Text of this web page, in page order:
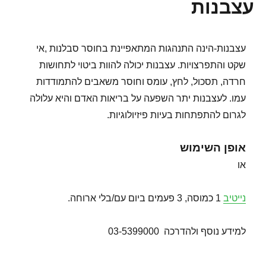
עצבנות
עצבנות-הינה התנהגות המתאפיינת בחוסר סבלנות ,אי
שקט והתפרצויות. עצבנות יכולה להוות ביטוי לתחושות
חרדה, תסכול, לחץ, עומס וחוסר משאבים להתמודדות
עמו. לעצבנות יתר השפעה על בריאות האדם והיא עלולה
לגרום להתפתחות בעיות פיזיולוגיות.
אופן השימוש
או
נייטיב
למידע נוסף ולהדרכה 03-5399000